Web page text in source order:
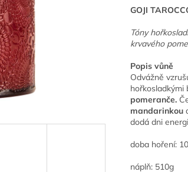
GOJI
Tóny
krvavého
Popis vůně
Odvážně
hořkosladkými
pomeranče.
mandarinkou
dodá dni
doba hoření:
náplň: 510g